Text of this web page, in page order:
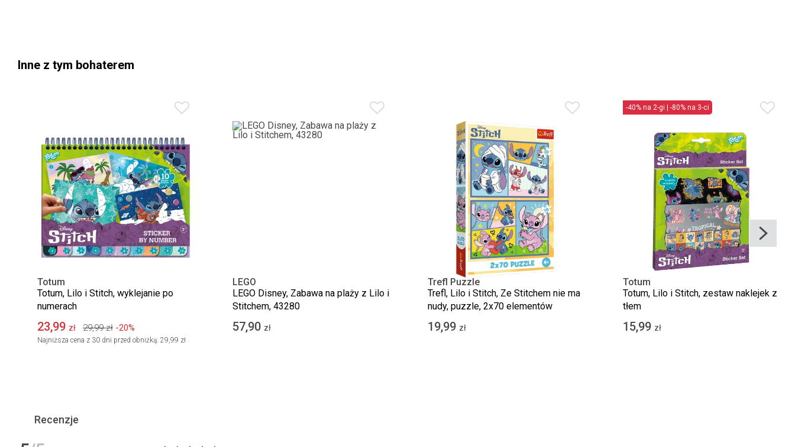
Inne z tym bohaterem
Totum
Totum, Lilo i Stitch, wyklejanie po
numerach
23,99 zł 29,99 zł -20%
Najniższa cena z 30 dni przed obniżką: 29,99 zł
LEGO
LEGO Disney, Zabawa na plaży z Lilo i
Stitchem, 43280
57,90 zł
Trefl Puzzle
Trefl, Lilo i Stitch, Ze Stitchem nie ma
nudy, puzzle, 2x70 elementów
19,99 zł
-40% na 2-gi | -80% na 3-ci
Totum
Totum, Lilo i Stitch, zestaw naklejek z
tłem
15,99 zł
Recenzje